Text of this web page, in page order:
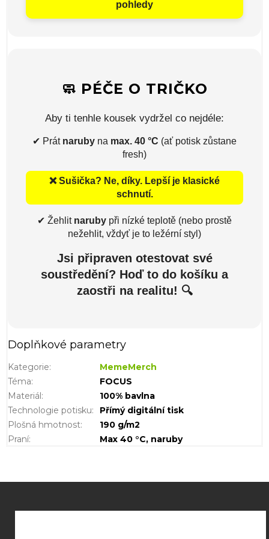
pohledy
🧼 PÉČE O TRIČKO
Aby ti tenhle kousek vydržel co nejdéle:
✔ Prát naruby na max. 40 °C (ať potisk zůstane
fresh)
❌ Sušička? Ne, díky. Lepší je klasické
schnutí.
✔ Žehlit naruby při nízké teplotě (nebo prostě
nežehlit, vždyť je to ležérní styl)
Jsi připraven otestovat své
soustředění? Hoď to do košíku a
zaostři na realitu! 🔍
Doplňkové parametry
Kategorie:
MemeMerch
Téma:
FOCUS
Materiál:
100% bavlna
Technologie potisku:
Přímý digitální tisk
Plošná hmotnost:
190 g/m2
Praní: Max 40 °C, naruby